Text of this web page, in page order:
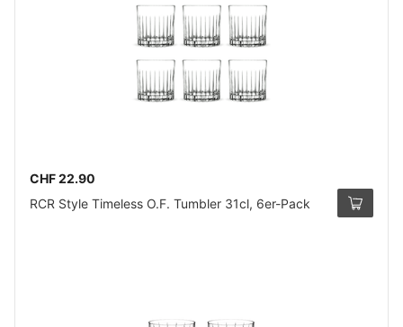
CHF 22.90
RCR Style Timeless O.F. Tumbler 31cl, 6er-Pack